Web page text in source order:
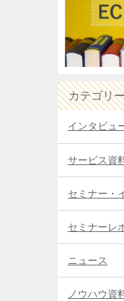
カテゴリ
インタビュ
サービス資
セミナー・
セミナーレ
ニュース
ノウハウ資